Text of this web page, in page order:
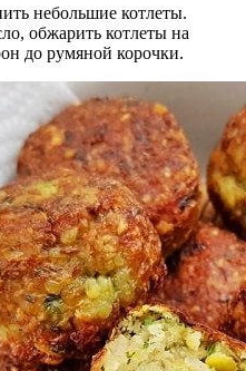
небольшие котлеты.
обжарить котлеты на
до румяной корочки.